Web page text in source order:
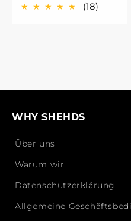
(18)
WHY SHEHDS
Über uns
Warum wir
Datenschutzerklärung
Allgemeine